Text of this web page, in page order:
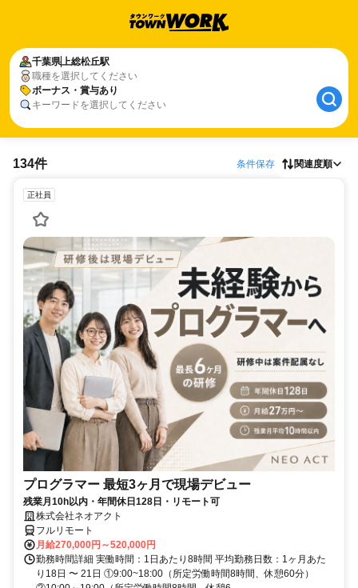
千葉県上総松丘駅
職種を選択してください
ボーナス・賞与あり
キーワードを選択してください
134件 条件保存 関連度順
正社員
プログラマー 最短3ヶ月で現場デビュー
残業月10h以内・年間休日128日・リモート可
株式会社ネオアクト
フルリモート
月給270,000円～520,000円
勤務時間詳細 実働時間：1日あたり8時間 平均勤務日数：1ヶ月あた
り18日 〜 21日 ①9:00~18:00（所定労働時間8時間、休憩60分）